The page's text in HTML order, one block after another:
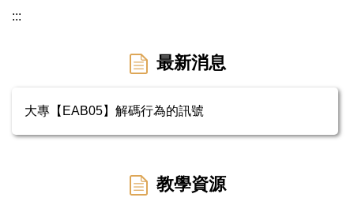
:::
最新消息
大專【EAB05】解碼行為的訊號
教學資源